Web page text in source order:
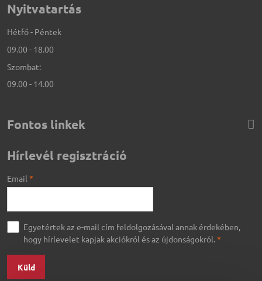
Nyitvatartás
Hétfő - Péntek
09.00 - 18.00
Szombat:
09.00 - 14.00
Fontos linkek
Hírlevél regisztráció
Email *
Egyetértek az e-mail cím feldolgozásával annak érdekében,
hogy hírlevelet kapjak akciókról és az újdonságokról.*
Küld